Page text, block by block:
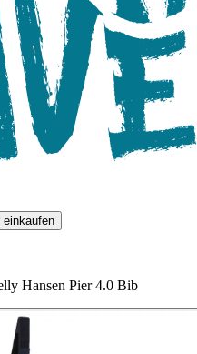
einkaufen
Hansen Pier 4.0 Bib